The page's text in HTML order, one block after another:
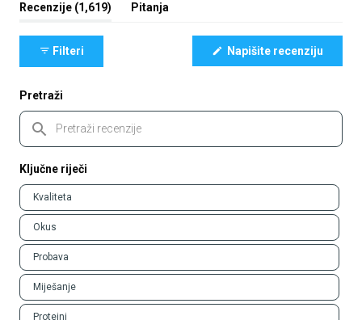
Recenzije 1,619
(karticaPitanja
Filteri
Pretraži
Pretraži
recenzije
Ključne riječi
Keywords
Kvaliteta
Okus
Probava
Miješanje
Proteini
Napišite recenziju